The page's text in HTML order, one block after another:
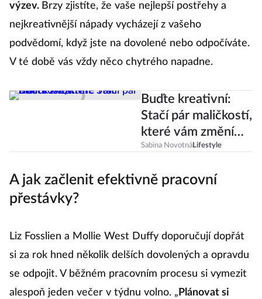
výzev. Brzy zjistíte, že vaše nejlepší postřehy a
nejkreativnější nápady vycházejí z vašeho
podvědomí, když jste na dovolené nebo odpočíváte.
V té době vás vždy něco chytrého napadne.
Buďte kreativní:
Stačí pár maličkostí,
které vám změní
život!
Sabina NovotnáLifestyle
A jak začlenit efektivně pracovní
přestávky?
Liz Fosslien a Mollie West Duffy doporučují dopřát
si za rok hned několik delších dovolených a opravdu
se odpojit. V běžném pracovním procesu si vymezit
alespoň jeden večer v týdnu volno. „ Plánovat si